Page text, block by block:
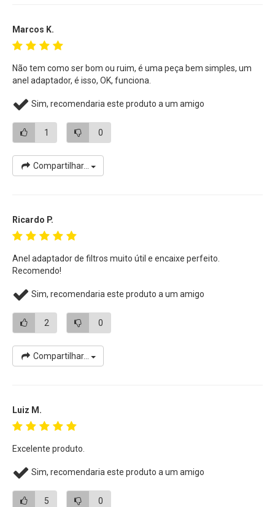
Marcos K.
Não tem como ser bom ou ruim, é uma peça bem simples, um
anel adaptador, é isso, OK, funciona.
Sim, recomendaria este produto a um amigo
1 0
Compartilhar...
Ricardo P.
Anel adaptador de filtros muito útil e encaixe perfeito.
Recomendo!
Sim, recomendaria este produto a um amigo
2 0
Compartilhar...
Luiz M.
Excelente produto.
Sim, recomendaria este produto a um amigo
5 0